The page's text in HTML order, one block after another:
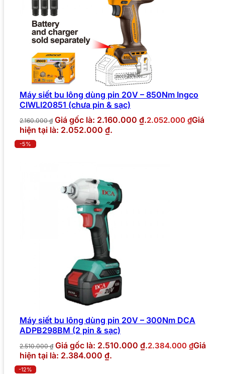
Máy siết bu lông dùng pin 20V – 850Nm Ingco
CIWLI20851 (chưa pin & sạc)
2.160.000₫ Giá gốc là: 2.160.000 ₫.2.052.000 ₫Giá
hiện tại là: 2.052.000 ₫.
-5%
Máy siết bu lông dùng pin 20V – 300Nm DCA
ADPB298BM (2 pin & sạc)
2.510.000₫ Giá gốc là: 2.510.000 ₫.2.384.000 ₫Giá
hiện tại là: 2.384.000 ₫.
-12%